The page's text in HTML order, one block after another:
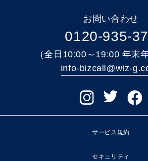
お問い合わせ
0120-935-
（全日10:00～19:00 年末
info-bizcall@wiz-
サービス規約
セキュリティ